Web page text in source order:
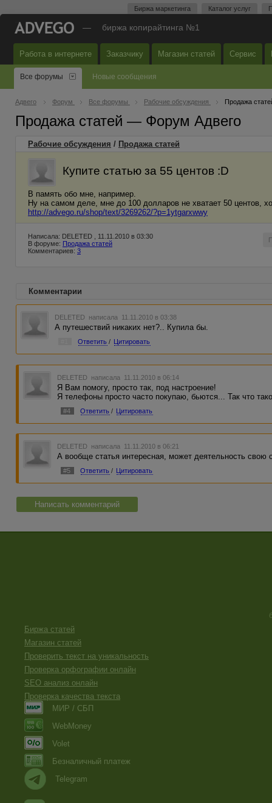
Биржа маркетинга Каталог услуг
— биржа копирайтинга №1
Работа в интернете Заказчику Магазин статей Сервис
Все форумы Новые сообщения
Адвего Форум Все форумы Рабочие обсуждения Продажа
Продажа статей — Форум Адвего
Рабочие обсуждения / Продажа статей
Купите статью за 55 центов :D
В память обо мне, например.
Ну на самом деле, мне до 100 долларов не хватает 50 центов,
http://advego.ru/shop/text/3269262/?p=1ytgarxwwy
Написала: DELETED , 11.11.2010 в 03:30
В форуме: Продажа статей
Комментариев: 3
Комментарии
DELETED написала 11.11.2010 в 03:38
А путешествий никаких нет?.. Купила бы.
Ответить / Цитировать
DELETED написала 11.11.2010 в 06:14
Я Вам помогу, просто так, под настроение!
Я телефоны просто часто покупаю, бьются... Так что
#4 Ответить / Цитировать
DELETED написала 11.11.2010 в 06:21
А вообще статья интересная, может деятельность свою
#5 Ответить / Цитировать
Написать комментарий
Биржа статей
Магазин статей
Проверить текст на уникальность
Проверка орфографии онлайн
SEO анализ онлайн
Проверка качества текста
МИР / СБП
WebMoney
Volet
Безналичный платеж
Telegram